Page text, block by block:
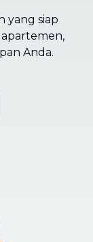
yang siap
Anda.